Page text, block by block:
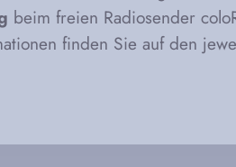
beim freien Radiosender
finden Sie auf den